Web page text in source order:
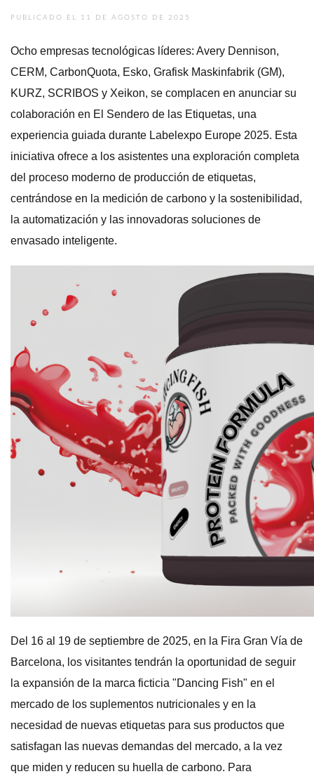
PUBLICADO EL 11 DE AGOSTO DE 2025
Ocho empresas tecnológicas líderes: Avery Dennison,
CERM, CarbonQuota, Esko, Grafisk Maskinfabrik (GM),
KURZ, SCRIBOS y Xeikon, se complacen en anunciar su
colaboración en El Sendero de las Etiquetas, una
experiencia guiada durante Labelexpo Europe 2025. Esta
iniciativa ofrece a los asistentes una exploración completa
del proceso moderno de producción de etiquetas,
centrándose en la medición de carbono y la sostenibilidad,
la automatización y las innovadoras soluciones de
envasado inteligente.
Del 16 al 19 de septiembre de 2025, en la Fira Gran Vía de
Barcelona, los visitantes tendrán la oportunidad de seguir
la expansión de la marca ficticia "Dancing Fish" en el
mercado de los suplementos nutricionales y en la
necesidad de nuevas etiquetas para sus productos que
satisfagan las nuevas demandas del mercado, a la vez
que miden y reducen su huella de carbono. Para